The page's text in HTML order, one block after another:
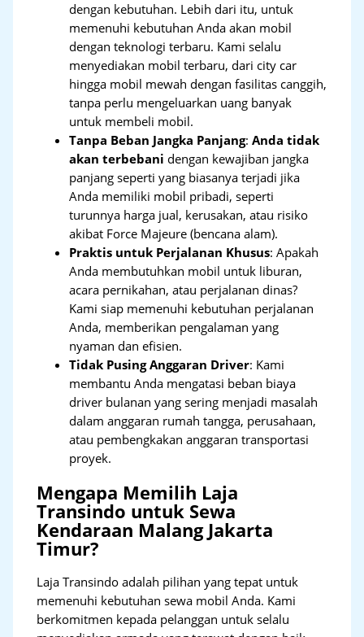
dengan kebutuhan. Lebih dari itu, untuk
memenuhi kebutuhan Anda akan mobil
dengan teknologi terbaru. Kami selalu
menyediakan mobil terbaru, dari city car
hingga mobil mewah dengan fasilitas canggih,
tanpa perlu mengeluarkan uang banyak
untuk membeli mobil.
Tanpa Beban Jangka Panjang:Anda tidak
akan terbebani dengan kewajiban jangka
panjang seperti yang biasanya terjadi jika
Anda memiliki mobil pribadi, seperti
turunnya harga jual, kerusakan, atau risiko
akibat Force Majeure (bencana alam).
Praktis untuk Perjalanan Khusus: Apakah
Anda membutuhkan mobil untuk liburan,
acara pernikahan, atau perjalanan dinas?
Kami siap memenuhi kebutuhan perjalanan
Anda, memberikan pengalaman yang
nyaman dan efisien.
Tidak Pusing Anggaran Driver: Kami
membantu Anda mengatasi beban biaya
driver bulanan yang sering menjadi masalah
dalam anggaran rumah tangga, perusahaan,
atau pembengkakan anggaran transportasi
proyek.
Mengapa Memilih Laja
Transindo untuk Sewa
Kendaraan Malang Jakarta
Timur?
Laja Transindo adalah pilihan yang tepat untuk
memenuhi kebutuhan sewa mobil Anda. Kami
berkomitmen kepada pelanggan untuk selalu